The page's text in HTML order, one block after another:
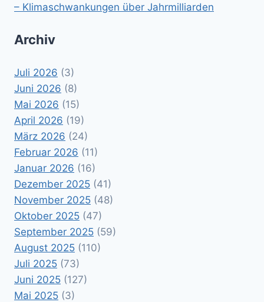
– Klimaschwankungen über Jahrmilliarden
Archiv
Juli 2026 (3)
Juni 2026 (8)
Mai 2026 (15)
April 2026 (19)
März 2026 (24)
Februar 2026 (11)
Januar 2026 (16)
Dezember 2025 (41)
November 2025 (48)
Oktober 2025 (47)
September 2025 (59)
August 2025 (110)
Juli 2025 (73)
Juni 2025 (127)
Mai 2025 (3)